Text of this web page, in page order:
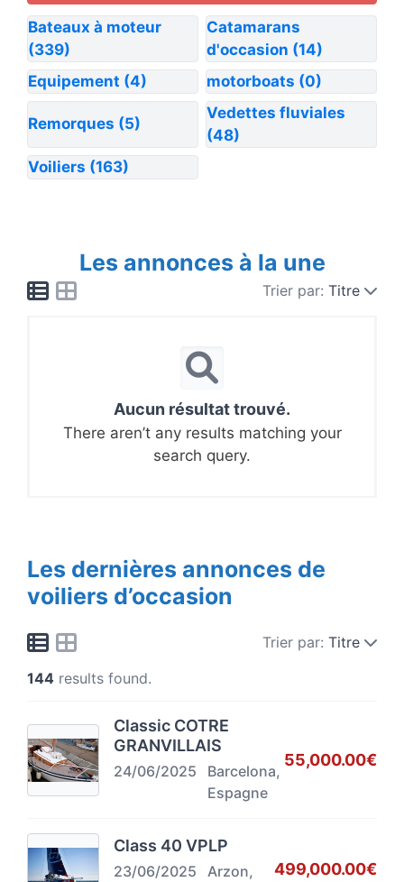
Bateaux à moteur
(339)
Catamarans
d'occasion (14)
Equipement (4) motorboats (0)
Remorques (5)
Vedettes fluviales
(48)
Voiliers (163)
Les annonces à la une
Trier par: Titre
Aucun résultat trouvé.
There aren’t any results matching your
search query.
Les dernières annonces de
voiliers d’occasion
Trier par: Titre
144 results found.
Classic COTRE
GRANVILLAIS
24/06/2025
Barcelona,
Espagne
55,000.00€
Class 40 VPLP
23/06/2025
Arzon,
499,000.00€